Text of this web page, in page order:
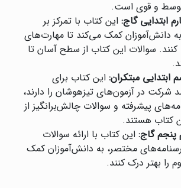
و قوی است.
ابتدایی گاج: این کتاب با تمرکز بر
دانش‌آموزان کمک می‌کند تا مهارت‌های
سوالات این کتاب از سطح آسان تا
مبتکران: این کتاب برای
شرکت در آزمون‌های تیزهوشان را دارند،
پیشرفته و سوالات چالش‌برانگیز از
کتاب هستند.
پنجم گاج: این کتاب با ارائه سوالات
مختصر، به دانش‌آموزان کمک
را بهتر درک کنند.